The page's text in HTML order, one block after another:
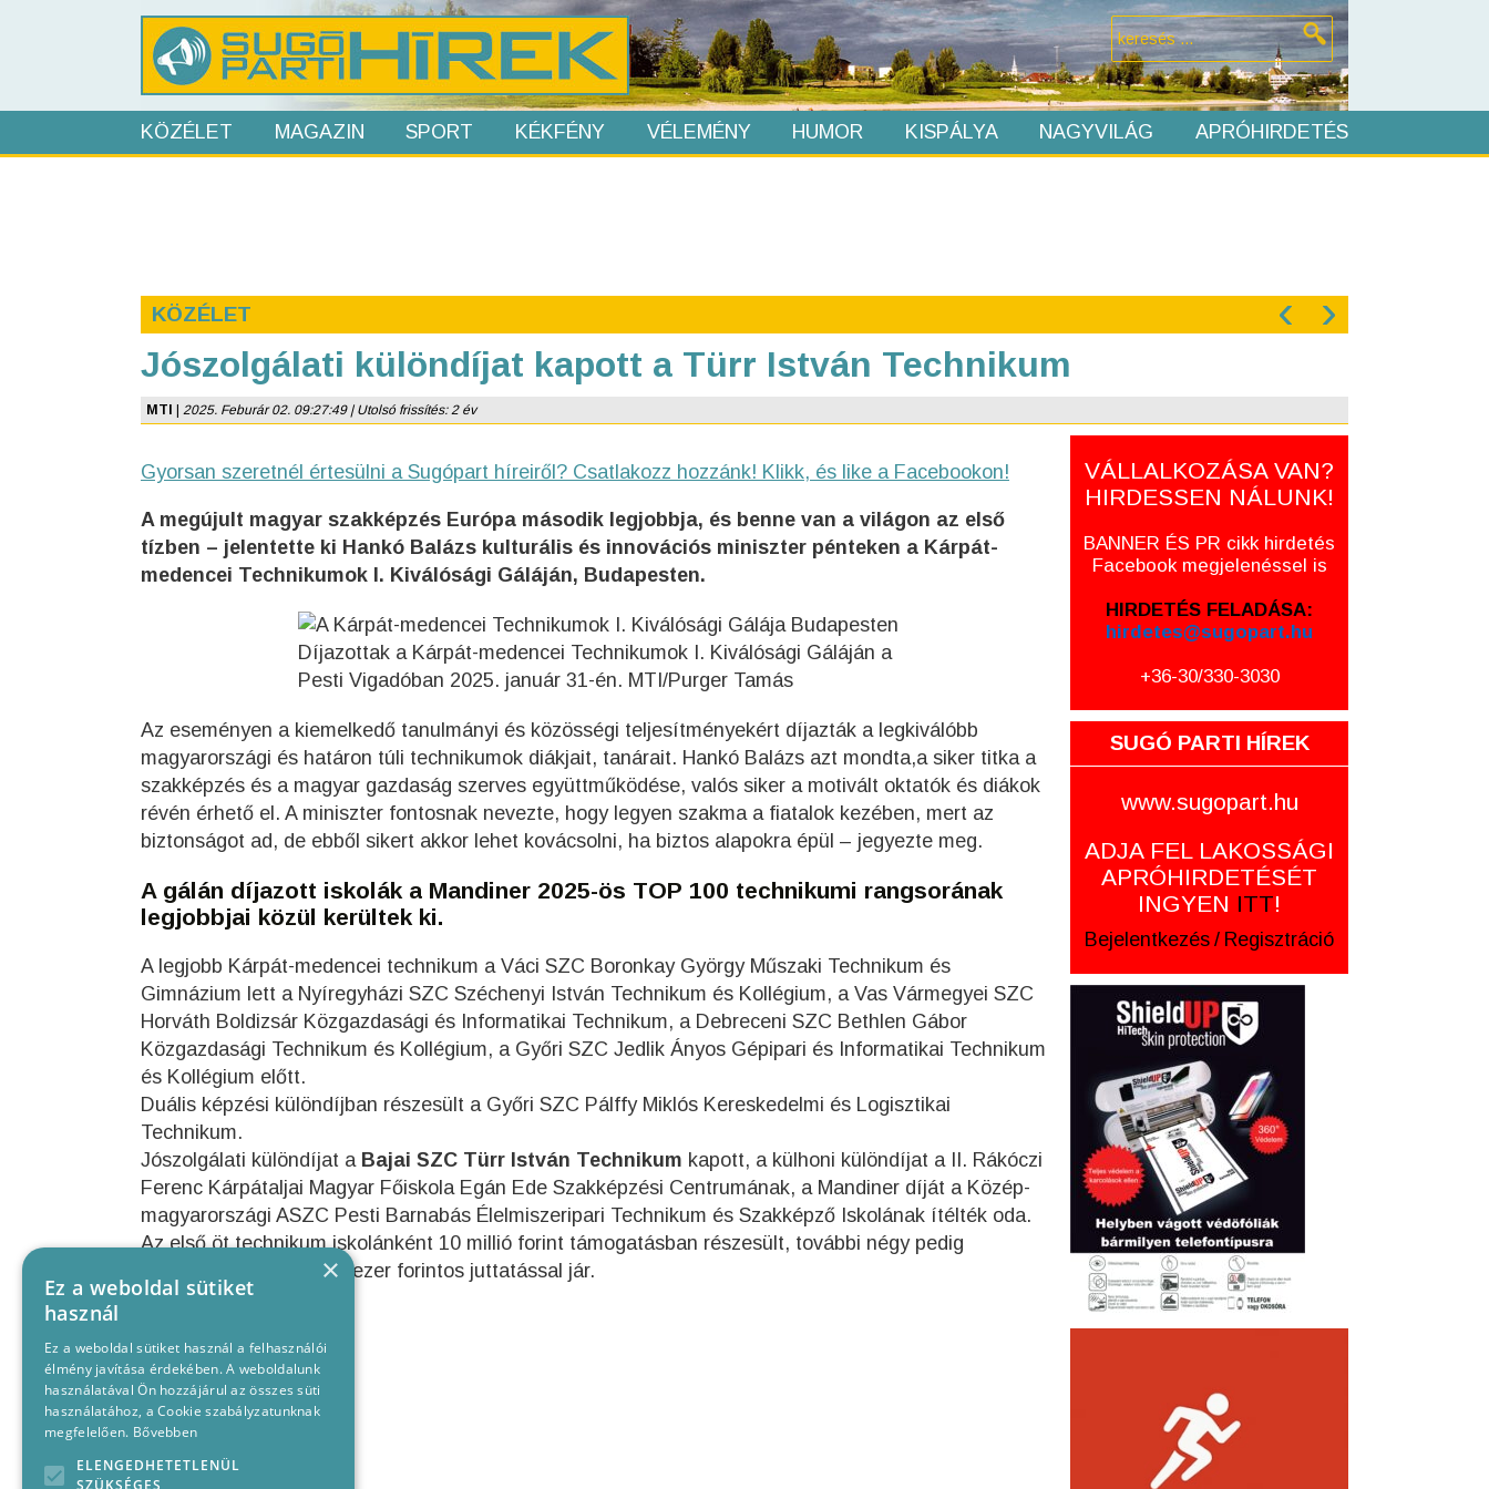
KÖZÉLET MAGAZIN SPORT KÉKFÉNY VÉLEMÉNY HUMOR KISPÁLYA NAGYVILÁG APRÓHIRDETÉS
KÖZÉLET ‹ ›
Jószolgálati különdíjat kapott a Türr István Technikum
MTI 2025. Feburár 02. 09:27:49 | Utolsó frissítés: 2 év
Gyorsan szeretnél értesülni a Sugópart híreiről? Csatlakozz hozzánk! Klikk, és like a Facebookon!
A megújult magyar szakképzés Európa második legjobbja, és benne van a világon az első
tízben – jelentette ki Hankó Balázs kulturális és innovációs miniszter pénteken a Kárpát-
medencei Technikumok I. Kiválósági Gáláján, Budapesten.
Díjazottak a Kárpát-medencei Technikumok I. Kiválósági Gáláján a
Pesti Vigadóban 2025. január 31-én. MTI/Purger Tamás
Az eseményen a kiemelkedő tanulmányi és közösségi teljesítményekért díjazták a legkiválóbb
magyarországi és határon túli technikumok diákjait, tanárait. Hankó Balázs azt mondta,a siker titka a
szakképzés és a magyar gazdaság szerves együttműködése, valós siker a motivált oktatók és diákok
révén érhető el. A miniszter fontosnak nevezte, hogy legyen szakma a fiatalok kezében, mert az
biztonságot ad, de ebből sikert akkor lehet kovácsolni, ha biztos alapokra épül – jegyezte meg.
A gálán díjazott iskolák a Mandiner 2025-ös TOP 100 technikumi rangsorának
legjobbjai közül kerültek ki.
A legjobb Kárpát-medencei technikum a Váci SZC Boronkay György Műszaki Technikum és
Gimnázium lett a Nyíregyházi SZC Széchenyi István Technikum és Kollégium, a Vas Vármegyei SZC
Horváth Boldizsár Közgazdasági és Informatikai Technikum, a Debreceni SZC Bethlen Gábor
Közgazdasági Technikum és Kollégium, a Győri SZC Jedlik Ányos Gépipari és Informatikai Technikum
és Kollégium előtt.
Duális képzési különdíjban részesült a Győri SZC Pálffy Miklós Kereskedelmi és Logisztikai
Technikum.
Jószolgálati különdíjat a Bajai SZC Türr István Technikum kapott, a külhoni különdíjat a II. Rákóczi
Ferenc Kárpátaljai Magyar Főiskola Egán Ede Szakképzési Centrumának, a Mandiner díját a Közép-
magyarországi ASZC Pesti Barnabás Élelmiszeripari Technikum és Szakképző Iskolának ítélték oda.
Az első öt technikum iskolánként 10 millió forint támogatásban részesült, további négy pedig
különdíjban, amely 500 ezer forintos juttatással jár.
VÁLLALKOZÁSA VAN?
HIRDESSEN NÁLUNK!
BANNER ÉS PR cikk hirdetés
Facebook megjelenéssel is
HIRDETÉS FELADÁSA:
hirdetes@sugopart.hu
+36-30/330-3030
SUGÓ PARTI HÍREK
www.sugopart.hu
ADJA FEL LAKOSSÁGI
APRÓHIRDETÉSÉT
INGYEN ITT!
Bejelentkezés / Regisztráció
×
Ez a weboldal sütiket
használ
Ez a weboldal sütiket használ a felhasználói
élmény javítása érdekében. A weboldalunk
használatával Ön hozzájárul az összes süti
használatához, a Cookie szabályzatunknak
megfelelően. Bővebben
ELENGEDHETETLENÜL
SZÜKSÉGES